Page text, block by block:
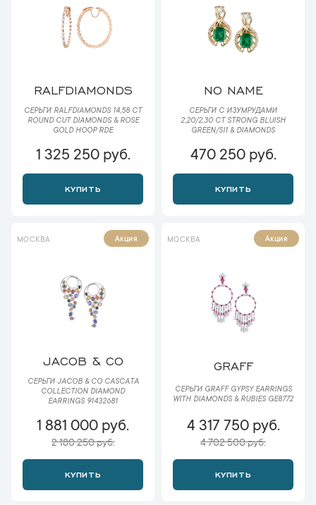
RALFDIAMONDS
СЕРЬГИ RALFDIAMONDS 14,58 CT
ROUND CUT DIAMONDS & ROSE
GOLD HOOP RDE
1 325 250 руб.
КУПИТЬ
NO NAME
СЕРЬГИ С ИЗУМРУДАМИ
2,20/2,30 CT STRONG BLUISH
GREEN/SI1 & DIAMONDS
470 250 руб.
КУПИТЬ
МОСКВА Акция
JACOB & CO
СЕРЬГИ JACOB & CO CASCATA
COLLECTION DIAMOND
EARRINGS 91432681
1 881 000 руб.
2 180 250 руб.
КУПИТЬ
МОСКВА Акция
GRAFF
СЕРЬГИ GRAFF GYPSY EARRINGS
WITH DIAMONDS & RUBIES GE8772
4 317 750 руб.
4 702 500 руб.
КУПИТЬ